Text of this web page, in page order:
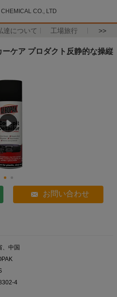
CO., LTD
達について 工場旅行 >>
ケア プロダクト反静的な操縦
お問い合わせ
、中国
4